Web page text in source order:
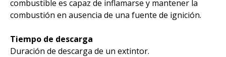
combustible es capaz de inflamarse y mantener la
combustión en ausencia de una fuente de ignición.
Tiempo de descarga
Duración de descarga de un extintor.